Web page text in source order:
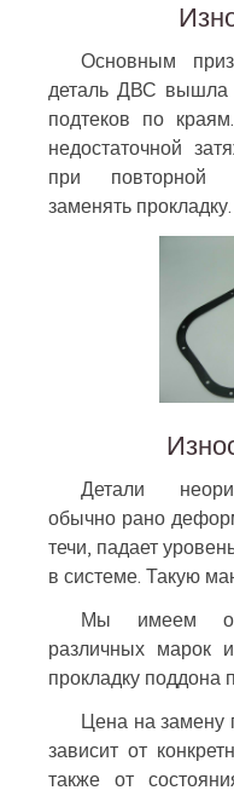
Основным
деталь ДВС вышла
подтеков по
недостаточной
при повторной
заменять прокладку.
Детали
обычно рано
течи, падает
в системе. Такую
Мы имеем
различных марок
прокладку поддона
Цена на замену
зависит от
также от